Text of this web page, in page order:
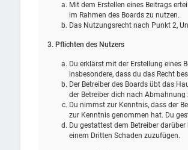
Mit dem Erstellen eines Beitrags
im Rahmen des Boards zu nutzen.
Das Nutzungsrecht nach Punkt 2,
3. Pflichten des Nutzers
Du erklärst mit der Erstellung eines
insbesondere, dass du das Recht
Der Betreiber des Boards übt das
der Betreiber dich nach
Du nimmst zur Kenntnis, dass der
zur Kenntnis genommen hat. Du
Du gestattest dem Betreiber
einem Dritten Schaden zuzufügen.